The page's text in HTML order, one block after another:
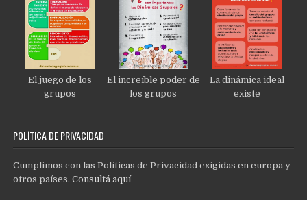
El juego de los
grupos
El increíble poder de
los grupos
La dinámica ideal
existe
POLÍTICA DE PRIVACIDAD
Cumplimos con las Políticas de Privacidad exigidas en europa y
otros países.Consultá aquí